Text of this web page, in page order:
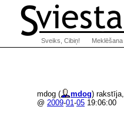
mdog ( mdog) rakstīja,
@ 2009-01-05 19:06:00
Sveiks, Cibiņ! Meklēšana